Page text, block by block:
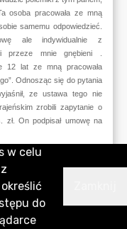
w celu
do